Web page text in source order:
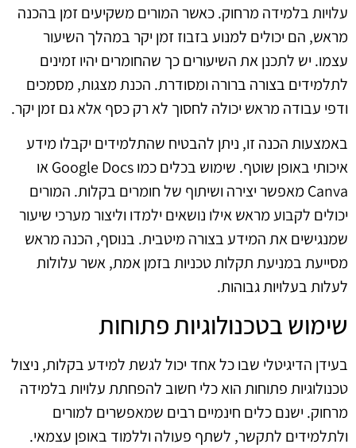
עלויות בלמידה מרחוק. כאשר המורים משקיעים זמן בהכנה
מראש, הם יכולים למנוע בזבוז זמן יקר במהלך השיעור
עצמו. יש לתכנן את השיעורים כך שהחומרים יהיו זמינים
לתלמידים בצורה ברורה ומסודרת. הכנת מצגות, מסמכים
ודפי עבודה מראש יכולה לחסוך לא רק כסף אלא גם זמן יקר.
באמצעות הכנה זו, ניתן להבטיח שהתלמידים יקבלו מידע
איכותי באופן שוטף. שימוש בכלים כמו Google Docs או
Canva מאפשר יצירה ושיתוף של חומרים בקלות. המורים
יכולים לקבוע מראש אילו נושאים ילמדו וליצור מערכי שיעור
שמנגישים את המידע בצורה מיטבית. בנוסף, הכנה מראש
מסייעת במניעת תקלות טכניות בזמן אמת, אשר עלולות
לעלות בעלויות גבוהות.
שימוש בטכנולוגיות פתוחות
בעידן הדיגיטלי שבו כל אחד יכול לגשת למידע בקלות, ניצול
טכנולוגיות פתוחות הוא כלי חשוב להפחתת עלויות בלמידה
מרחוק. ישנם כלים חינמיים רבים שמאפשרים למורים
ולתלמידים לתקשר, לשתף פעולה וללמוד באופן עצמאי.